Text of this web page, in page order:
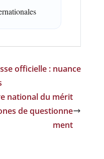
officielle : nuance
national du mérit
de questionne
ment